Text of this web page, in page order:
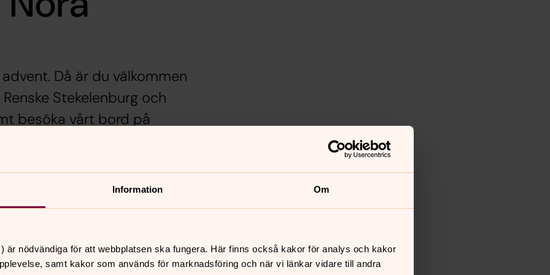
Information Om
är nödvändiga för att webbplatsen ska fungera. Här finns också kakor för analys och kakor
samt kakor som används för marknadsföring och när vi länkar vidare till andra
Då är du välkommen
Stekelenburg och
besöka vårt bord på
av Viktoria Englund Östensson.